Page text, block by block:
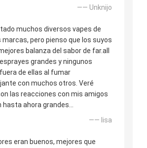
—— Unknijo
muchos diversos vapes de
marcas, pero pienso que los suyos
balanza del sabor de far.all
grandes y ningunos
de ellas al fumar
con muchos otros. Veré
las reacciones con mis amigos
hasta ahora grandes…
—— lisa
eran buenos, mejores que